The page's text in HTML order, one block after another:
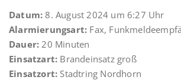
Datum: 8. August 2024 um 6:27 Uhr
Alarmierungsart: Fax,
Dauer: 20 Minuten
Einsatzart: Brandeinsatz groß
Einsatzort: Stadtring Nordhorn